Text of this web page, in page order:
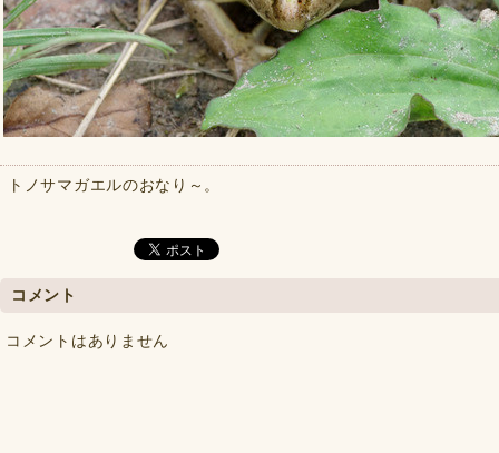
トノサマガエルのおなり～。
コメント
コメントはありません